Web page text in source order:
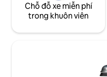
Chỗ đỗ xe miễn phí
trong khuôn viên